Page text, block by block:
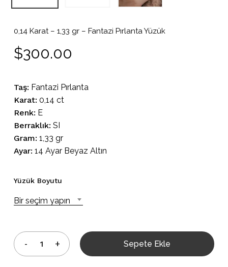
0,14 Karat – 1,33 gr – Fantazi Pırlanta Yüzük
$300.00
Taş: Fantazi Pırlanta
Karat: 0,14 ct
Renk: E
Berraklık: SI
Gram: 1,33 gr
Ayar: 14 Ayar Beyaz Altın
Yüzük Boyutu
Bir seçim yapın
Sepete Ekle